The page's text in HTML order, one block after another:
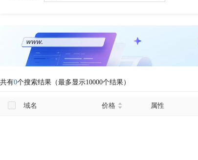
共有0个搜索结果（最多显示10000个结果）
域名 价格 属性